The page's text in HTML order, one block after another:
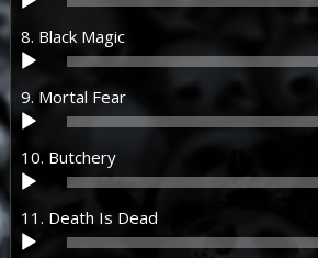
8. Black Magic
Аудиоплеер
9. Mortal Fear
Аудиоплеер
10. Butchery
Аудиоплеер
11. Death Is Dead
Аудиоплеер